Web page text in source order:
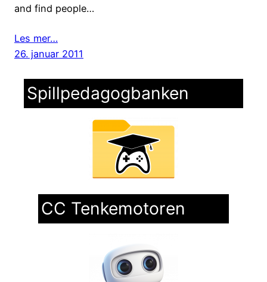
and find people…
Les mer…
26. januar 2011
Spillpedagogbanken
CC Tenkemotoren